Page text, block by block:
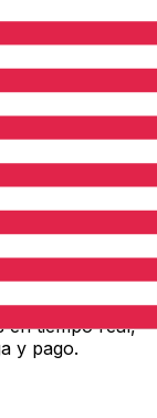
Xe
y fácil.
en tiempo real,
y pago.